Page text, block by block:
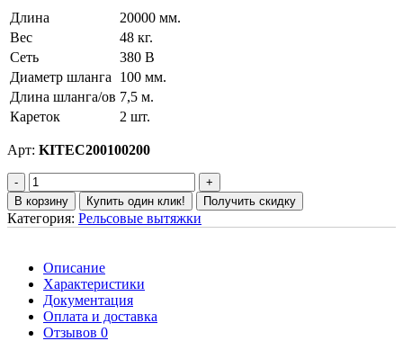
Длина
20000 мм.
Вес
48 кг.
Сеть
380 В
Диаметр шланга
100 мм.
Длина шланга/ов 7,5 м.
Кареток
2 шт.
Арт: KITEC200100200
В корзину Купить один клик! Получить скидку
Категория: Рельсовые вытяжки
Описание
Характеристики
Документация
Оплата и доставка
Отзывов 0